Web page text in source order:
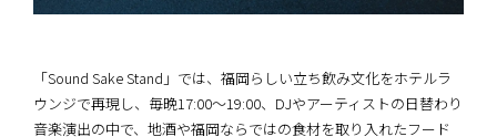
「Sound Sake Stand」では、福岡らしい立ち飲み文化をホテルラ
ウンジで再現し、毎晩17:00〜19:00、DJやアーティストの日替わり
音楽演出の中で、地酒や福岡ならではの食材を取り入れたフード